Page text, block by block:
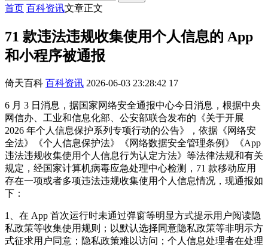
首页 百科资讯文章正文
71 款违法违规收集使用个人信息的 App
和小程序被通报
倚天百科 百科资讯 2026-06-03 23:28:42 17
6 月 3 日消息，据国家网络安全通报中心今日消息，根据中央
网信办、工业和信息化部、公安部联合发布的《关于开展
2026 年个人信息保护系列专项行动的公告》，依据《网络安
全法》《个人信息保护法》《网络数据安全管理条例》《App
违法违规收集使用个人信息行为认定方法》等法律法规和有关
规定，经国家计算机病毒应急处理中心检测，71 款移动应用
存在一项或者多项违法违规收集使用个人信息情况，现通报如
下：
1、在 App 首次运行时未通过弹窗等明显方式提示用户阅读隐
私政策等收集使用规则；以默认选择同意隐私政策等非明示方
式征求用户同意；隐私政策难以访问；个人信息处理者在处理